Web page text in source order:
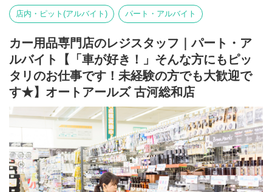
ます♪
店内・ピット(アルバイト) パート・アルバイト
カー用品専門店のレジスタッフ｜パート・ア
ルバイト【「車が好き！」そんな方にもピッ
タリのお仕事です！未経験の方でも大歓迎で
す★】オートアールズ 古河総和店